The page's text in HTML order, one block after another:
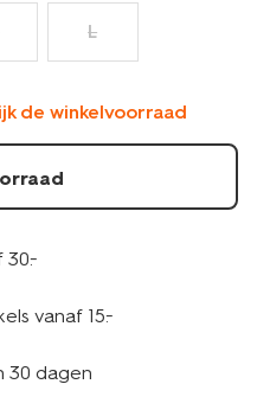
L
de winkelvoorraad
vanaf 15.-
30 dagen